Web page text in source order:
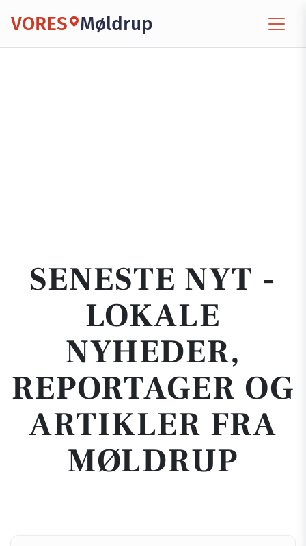
VORES Møldrup
SENESTE NYT -
LOKALE
NYHEDER,
REPORTAGER OG
ARTIKLER FRA
MØLDRUP